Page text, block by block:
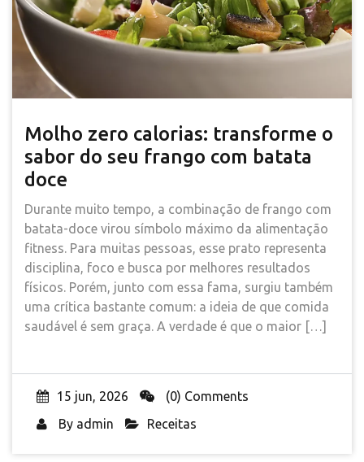
Molho zero calorias: transforme o
sabor do seu frango com batata
doce
Durante muito tempo, a combinação de frango com
batata-doce virou símbolo máximo da alimentação
fitness. Para muitas pessoas, esse prato representa
disciplina, foco e busca por melhores resultados
físicos. Porém, junto com essa fama, surgiu também
uma crítica bastante comum: a ideia de que comida
saudável é sem graça. A verdade é que o maior […]
15 jun, 2026
(0) Comments
By admin Receitas